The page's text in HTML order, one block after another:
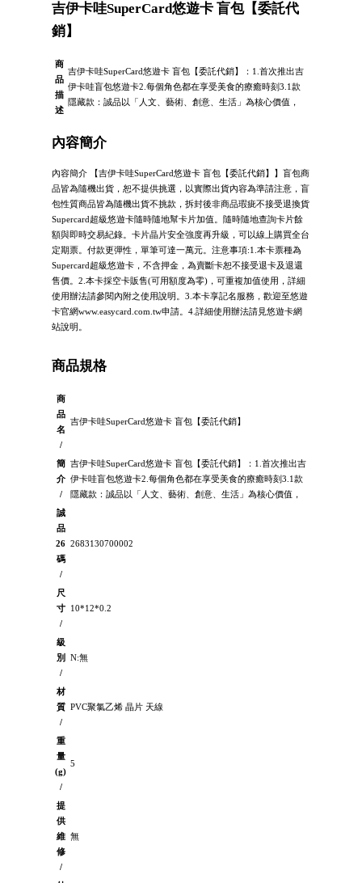
吉伊卡哇SuperCard悠遊卡 盲包【委託代
銷】
商
品
描
述
吉伊卡哇SuperCard悠遊卡 盲包【委託代銷】：1.首次推出吉
伊卡哇盲包悠遊卡2.每個角色都在享受美食的療癒時刻3.1款
隱藏款：誠品以「人文、藝術、創意、生活」為核心價值，
內容簡介
內容簡介 【吉伊卡哇SuperCard悠遊卡 盲包【委託代銷】】盲包商
品皆為隨機出貨，恕不提供挑選，以實際出貨內容為準請注意，盲
包性質商品皆為隨機出貨不挑款，拆封後非商品瑕疵不接受退換貨
Supercard超級悠遊卡隨時隨地幫卡片加值。隨時隨地查詢卡片餘
額與即時交易紀錄。卡片晶片安全強度再升級，可以線上購買全台
定期票。付款更彈性，單筆可達一萬元。注意事項:1.本卡票種為
Supercard超級悠遊卡，不含押金，為賣斷卡恕不接受退卡及退還
售價。2.本卡採空卡販售(可用額度為零)，可重複加值使用，詳細
使用辦法請參閱內附之使用說明。3.本卡享記名服務，歡迎至悠遊
卡官網www.easycard.com.tw申請。4.詳細使用辦法請見悠遊卡網
站說明。
商品規格
商
品
名
/
吉伊卡哇SuperCard悠遊卡 盲包【委託代銷】
簡
介
/
吉伊卡哇SuperCard悠遊卡 盲包【委託代銷】：1.首次推出吉
伊卡哇盲包悠遊卡2.每個角色都在享受美食的療癒時刻3.1款
隱藏款：誠品以「人文、藝術、創意、生活」為核心價值，
誠
品
26
碼
/
2683130700002
尺
寸
/
10*12*0.2
級
別
/
N:無
材
質
/
PVC聚氯乙烯 晶片 天線
重
量
(g)
/
5
提
供
維
修
/
無